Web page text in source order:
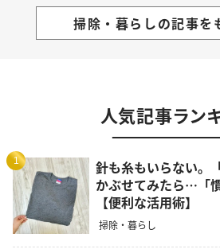
掃除・暮らしの記事を
人気記事ラン
1
針も糸もいらない。
かぶせてみたら…「
【便利な活用術】
掃除・暮らし